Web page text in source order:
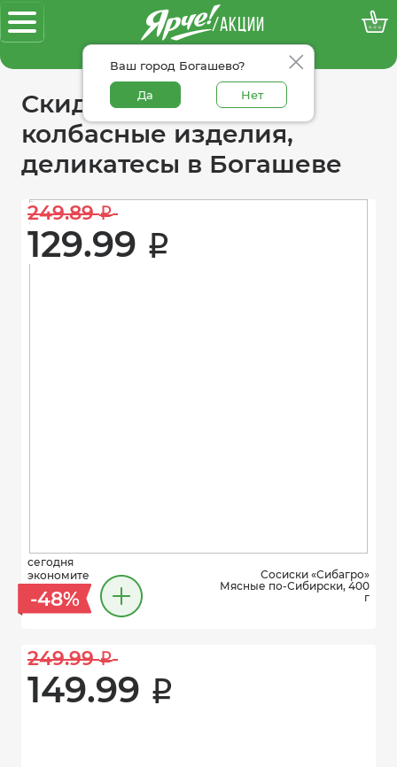
/АКЦИИ
Ваш город Богашево?
Да Нет
100% достоверные акции
Скидки в категории
колбасные изделия,
деликатесы в Богашеве
249.89 i
129.99 i
сегодня
экономите
-48%
Сосиски «Сибагро»
Мясные по-Сибирски, 400
г
249.99 i
149.99 i